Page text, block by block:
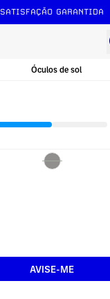
SATISFAÇÃO GARANTIDA
Óculos de sol
AVISE-ME